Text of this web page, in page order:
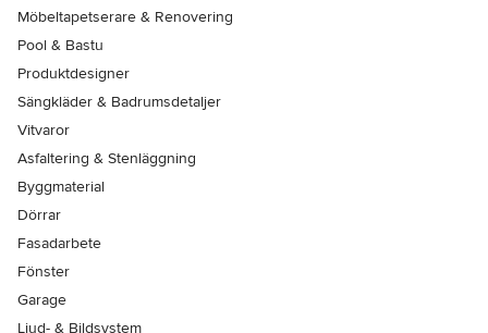
Möbeltapetserare & Renovering
Pool & Bastu
Produktdesigner
Sängkläder & Badrumsdetaljer
Vitvaror
Asfaltering & Stenläggning
Byggmaterial
Dörrar
Fasadarbete
Fönster
Garage
Ljud- & Bildsystem